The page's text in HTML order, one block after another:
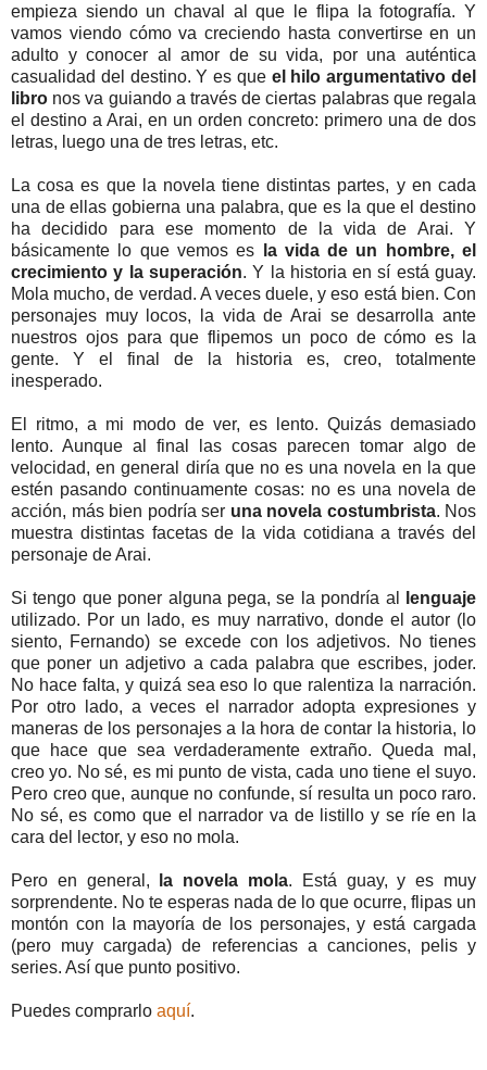
empieza siendo un chaval al que le flipa la fotografía. Y
vamos viendo cómo va creciendo hasta convertirse en un
adulto y conocer al amor de su vida, por una auténtica
casualidad del destino. Y es que el hilo argumentativo del
libro nos va guiando a través de ciertas palabras que regala
el destino a Arai, en un orden concreto: primero una de dos
letras, luego una de tres letras, etc.
La cosa es que la novela tiene distintas partes, y en cada
una de ellas gobierna una palabra, que es la que el destino
ha decidido para ese momento de la vida de Arai. Y
básicamente lo que vemos es
la vida de un hombre, el
crecimiento y la superación. Y la historia en sí está guay.
Mola mucho, de verdad. A veces duele, y eso está bien. Con
personajes muy locos, la vida de Arai se desarrolla ante
nuestros ojos para que flipemos un poco de cómo es la
gente. Y el final de la historia es, creo, totalmente
inesperado.
El ritmo, a mi modo de ver, es lento. Quizás demasiado
lento. Aunque al final las cosas parecen tomar algo de
velocidad, en general diría que no es una novela en la que
estén pasando continuamente cosas: no es una novela de
acción, más bien podría ser una novela costumbrista. Nos
muestra distintas facetas de la vida cotidiana a través del
personaje de Arai.
Si tengo que poner alguna pega, se la pondría al
lenguaje
utilizado. Por un lado, es muy narrativo, donde el autor (lo
siento, Fernando) se excede con los adjetivos. No tienes
que poner un adjetivo a cada palabra que escribes, joder.
No hace falta, y quizá sea eso lo que ralentiza la narración.
Por otro lado, a veces el narrador adopta expresiones y
maneras de los personajes a la hora de contar la historia, lo
que hace que sea verdaderamente extraño. Queda mal,
creo yo. No sé, es mi punto de vista, cada uno tiene el suyo.
Pero creo que, aunque no confunde, sí resulta un poco raro.
No sé, es como que el narrador va de listillo y se ríe en la
cara del lector, y eso no mola.
Pero en general, la novela mola. Está guay, y es muy
sorprendente. No te esperas nada de lo que ocurre, flipas un
montón con la mayoría de los personajes, y está cargada
(pero muy cargada) de referencias a canciones, pelis y
series. Así que punto positivo.
Puedes comprarlo aquí.